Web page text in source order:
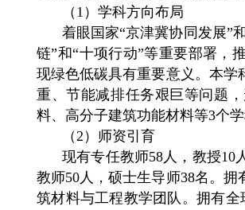
（1）学科方向布局
着眼国家“京津冀协同发展”
链”和“十项行动”等重要部署，
现绿色低碳具有重要意义。本
重、节能减排任务艰巨等问题
料、高分子建筑功能材料等3个学
（2）师资引育
现有专任教师58人，教授10
教师50人，硕士生导师38名。
筑材料与工程教学团队。拥有全